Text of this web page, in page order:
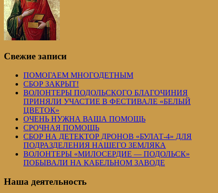
Свежие записи
ПОМОГАЕМ МНОГОДЕТНЫМ
СБОР ЗАКРЫТ!
ВОЛОНТЕРЫ ПОДОЛЬСКОГО БЛАГОЧИНИЯ
ПРИНЯЛИ УЧАСТИЕ В ФЕСТИВАЛЕ «БЕЛЫЙ
ЦВЕТОК»
ОЧЕНЬ НУЖНА ВАША ПОМОЩЬ
СРОЧНАЯ ПОМОЩЬ
СБОР НА ДЕТЕКТОР ДРОНОВ «БУЛАТ-4» ДЛЯ
ПОДРАЗДЕЛЕНИЯ НАШЕГО ЗЕМЛЯКА
ВОЛОНТЕРЫ «МИЛОСЕРДИЕ — ПОДОЛЬСК»
ПОБЫВАЛИ НА КАБЕЛЬНОМ ЗАВОДЕ
Наша деятельность